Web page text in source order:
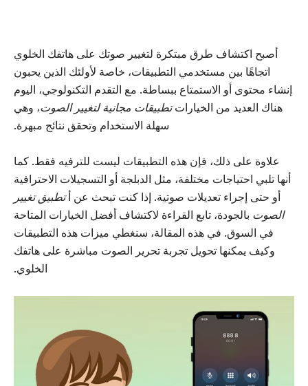
أصبح اكتشاف طرق مبتكرة لتغيير صوتك على هاتفك الخلوي
اتجاهًا بين مستخدمي التطبيقات، خاصة لأولئك الذين يحبون
إنشاء محتوى أو الاستمتاع ببساطة. مع التقدم التكنولوجي، اليوم
هناك العديد من الخياراتتطبيقات مجانية لتغيير الصوت، وهي
سهلة الاستخدام وتحقق نتائج مبهرة.
علاوة على ذلك، فإن هذه التطبيقات ليست للترفيه فقط. كما
أنها تلبي احتياجات مختلفة، مثل الدبلجة أو التسجيلات الاحترافية
أو حتى إجراء تعديلات صوتية. إذا كنت تبحث عن أتطبيق تغيير
الصوت بالجودة، تابع القراءة لاكتشاف أفضل الخيارات المتاحة
في السوق. في هذه المقالة، سنغطي ميزات هذه التطبيقات
وكيف يمكنها تحويل تجربة تحرير الصوت مباشرة على هاتفك
الخلوي.